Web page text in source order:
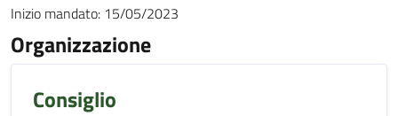
Inizio mandato: 15/05/2023
Organizzazione
Consiglio